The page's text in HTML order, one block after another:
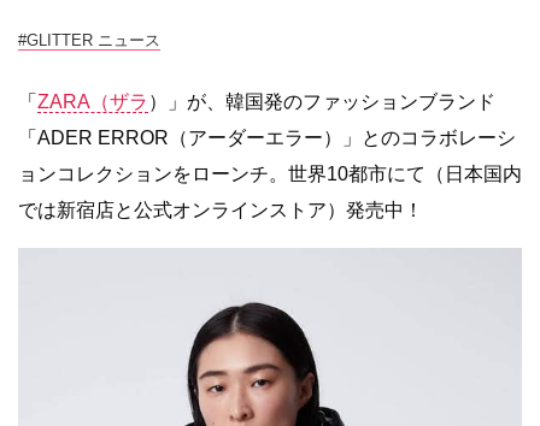
#GLITTER ニュース
「 ZARA（ザラ ）」が、韓国発のファッションブランド
「ADER ERROR（アーダーエラー）」とのコラボレーシ
ョンコレクションをローンチ。世界10都市にて（日本国内
では新宿店と公式オンラインストア）発売中！